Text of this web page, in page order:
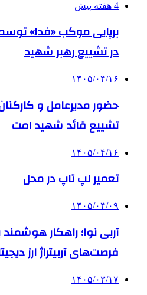
4 هفته پیش
برپایی موکب «فدا»
در تشییع رهبر شهید
۱۴۰۵/۰۴/۱۶
حضور مدیرعامل و
تشییع قائد شهید امت
۱۴۰۵/۰۴/۱۶
تعمیر لپ تاپ در محل
۱۴۰۵/۰۴/۰۹
آربی نوا؛ راهکار
فرصت‌های آربیتراژ ارز
۱۴۰۵/۰۳/۱۷